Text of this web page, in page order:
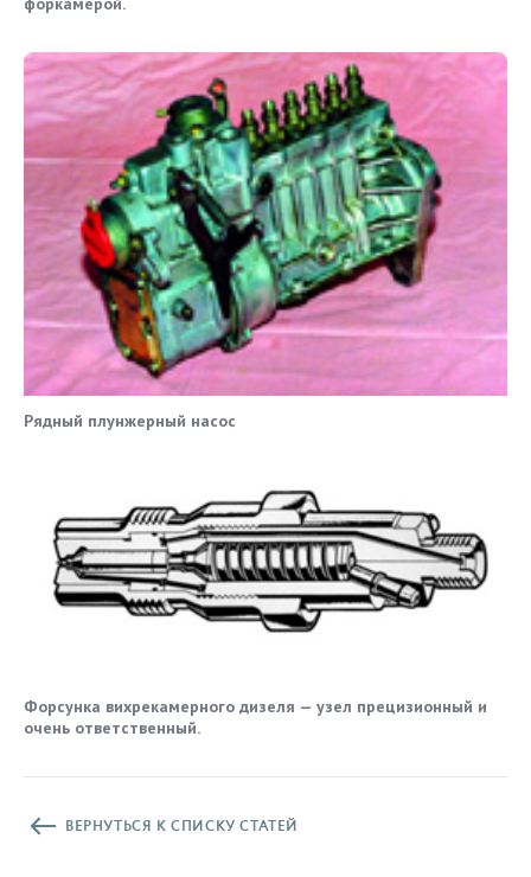
Рядный плунжерный насос
Форсунка вихрекамерного дизеля — узел прецизионный и
очень ответственный.
ВЕРНУТЬСЯ К СПИСКУ СТАТЕЙ